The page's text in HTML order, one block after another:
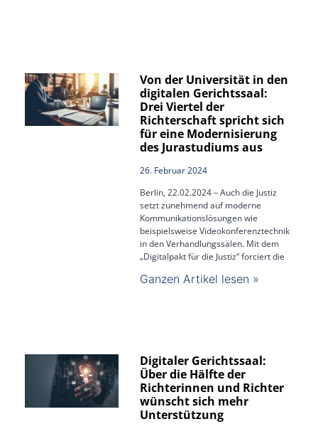
Von der Universität in den
digitalen Gerichtssaal:
Drei Viertel der
Richterschaft spricht sich
für eine Modernisierung
des Jurastudiums aus
26. Februar 2024
Berlin, 22.02.2024 – Auch die Justiz
setzt zunehmend auf moderne
Kommunikationslösungen wie
beispielsweise Videokonferenztechnik
in den Verhandlungssälen. Mit dem
„Digitalpakt für die Justiz“ forciert die
Ganzen Artikel lesen »
Digitaler Gerichtssaal:
Über die Hälfte der
Richterinnen und Richter
wünscht sich mehr
Unterstützung